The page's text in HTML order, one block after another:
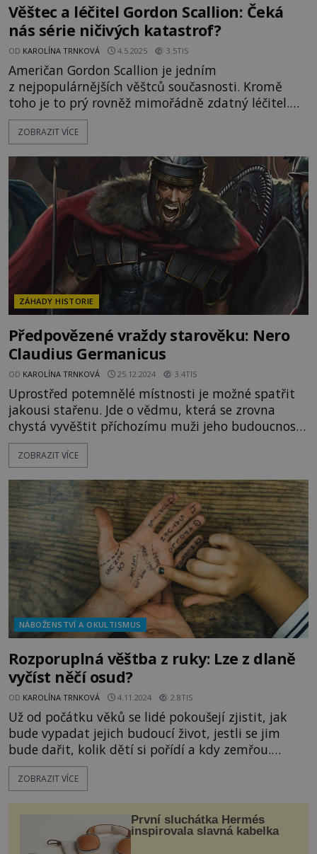
Věštec a léčitel Gordon Scallion: Čeká
nás série ničivých katastrof?
OD KAROLÍNA TRNKOVÁ 4.5.2025 3.5TIS
Američan Gordon Scallion je jedním
z nejpopulárnějších věštců současnosti. Kromě
toho je to prý rovněž mimořádně zdatný léčitel.
Údajně dokáže na dálku určovat příčiny nemocí.
Může za to jeho setkání se záhadnou světelnou
přírodní katastrofy, jak varuje? Naprosto normální
muž, který nij
ZOBRAZIT VÍCE
ZÁHADY HISTORIE
Předpovězené vraždy starověku: Nero
Claudius Germanicus
OD KAROLÍNA TRNKOVÁ 25.12.2024 3.4TIS
Uprostřed potemnělé místnosti je možné spatřit
jakousi stařenu. Jde o vědmu, která se zrovna
chystá vyvěštit příchozímu muži jeho budoucnost.
Už od počátku věků se totiž lidé pokoušejí zjistit,
co je čeká. „Ve starověkém světě bylo běžné
či orákul,“ připomíná německý historik Walter
Burkert (1931–2015). Předpovědi přitom hrají v
rozhodování lidí ve
ZOBRAZIT VÍCE
NÁBOŽENSTVÍ A OKULTISMUS
Rozporuplná věštba z ruky: Lze z dlaně
vyčíst něčí osud?
OD KAROLÍNA TRNKOVÁ 4.11.2024 2.8TIS
Už od počátku věků se lidé pokoušejí zjistit, jak
bude vypadat jejich budoucí život, jestli se jim
bude dařit, kolik dětí si pořídí a kdy zemřou.
Jednou z nejstarších a zároveň
nejkontroverznějších metod, která se snaží dát na
nauka o věštění z rukou. Zatímco někteří tento
způsob předvídání budoucnosti považují za
šarlatánství, jiní v něj bezmezně věří
ZOBRAZIT VÍCE
První sluchátka Hermés
inspirovala slavná kabelka